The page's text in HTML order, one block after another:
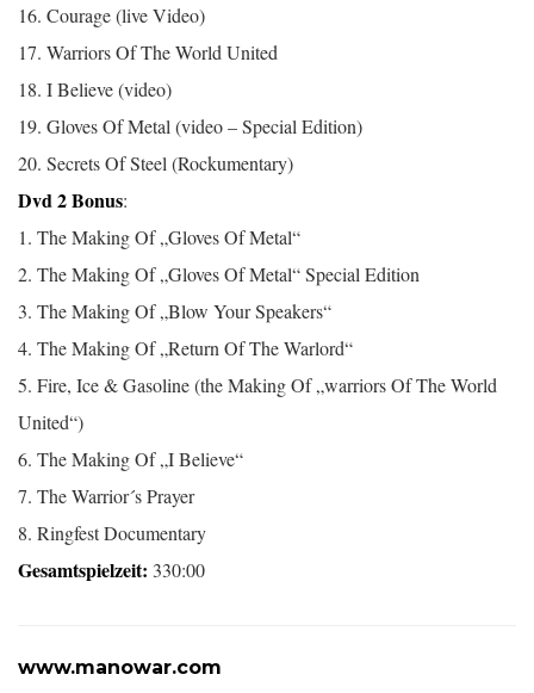
16. Courage (live Video)
17. Warriors Of The World United
18. I Believe (video)
19. Gloves Of Metal (video – Special Edition)
20. Secrets Of Steel (Rockumentary)
Dvd 2 Bonus:
1. The Making Of „Gloves Of Metal“
2. The Making Of „Gloves Of Metal“ Special Edition
3. The Making Of „Blow Your Speakers“
4. The Making Of „Return Of The Warlord“
5. Fire, Ice & Gasoline (the Making Of „warriors Of The World
United“)
6. The Making Of „I Believe“
7. The Warrior´s Prayer
8. Ringfest Documentary
Gesamtspielzeit: 330:00
www.manowar.com